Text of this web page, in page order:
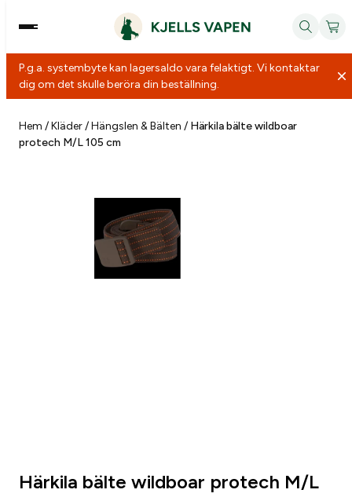
innehåll
P.g.a. systembyte kan lagersaldo vara felaktigt. Vi kontaktar
dig om det skulle beröra din beställning.
Hem /Kläder/Hängslen & Bälten / Härkila bälte wildboar
protech M/L 105 cm
Härkila bälte wildboar protech M/L